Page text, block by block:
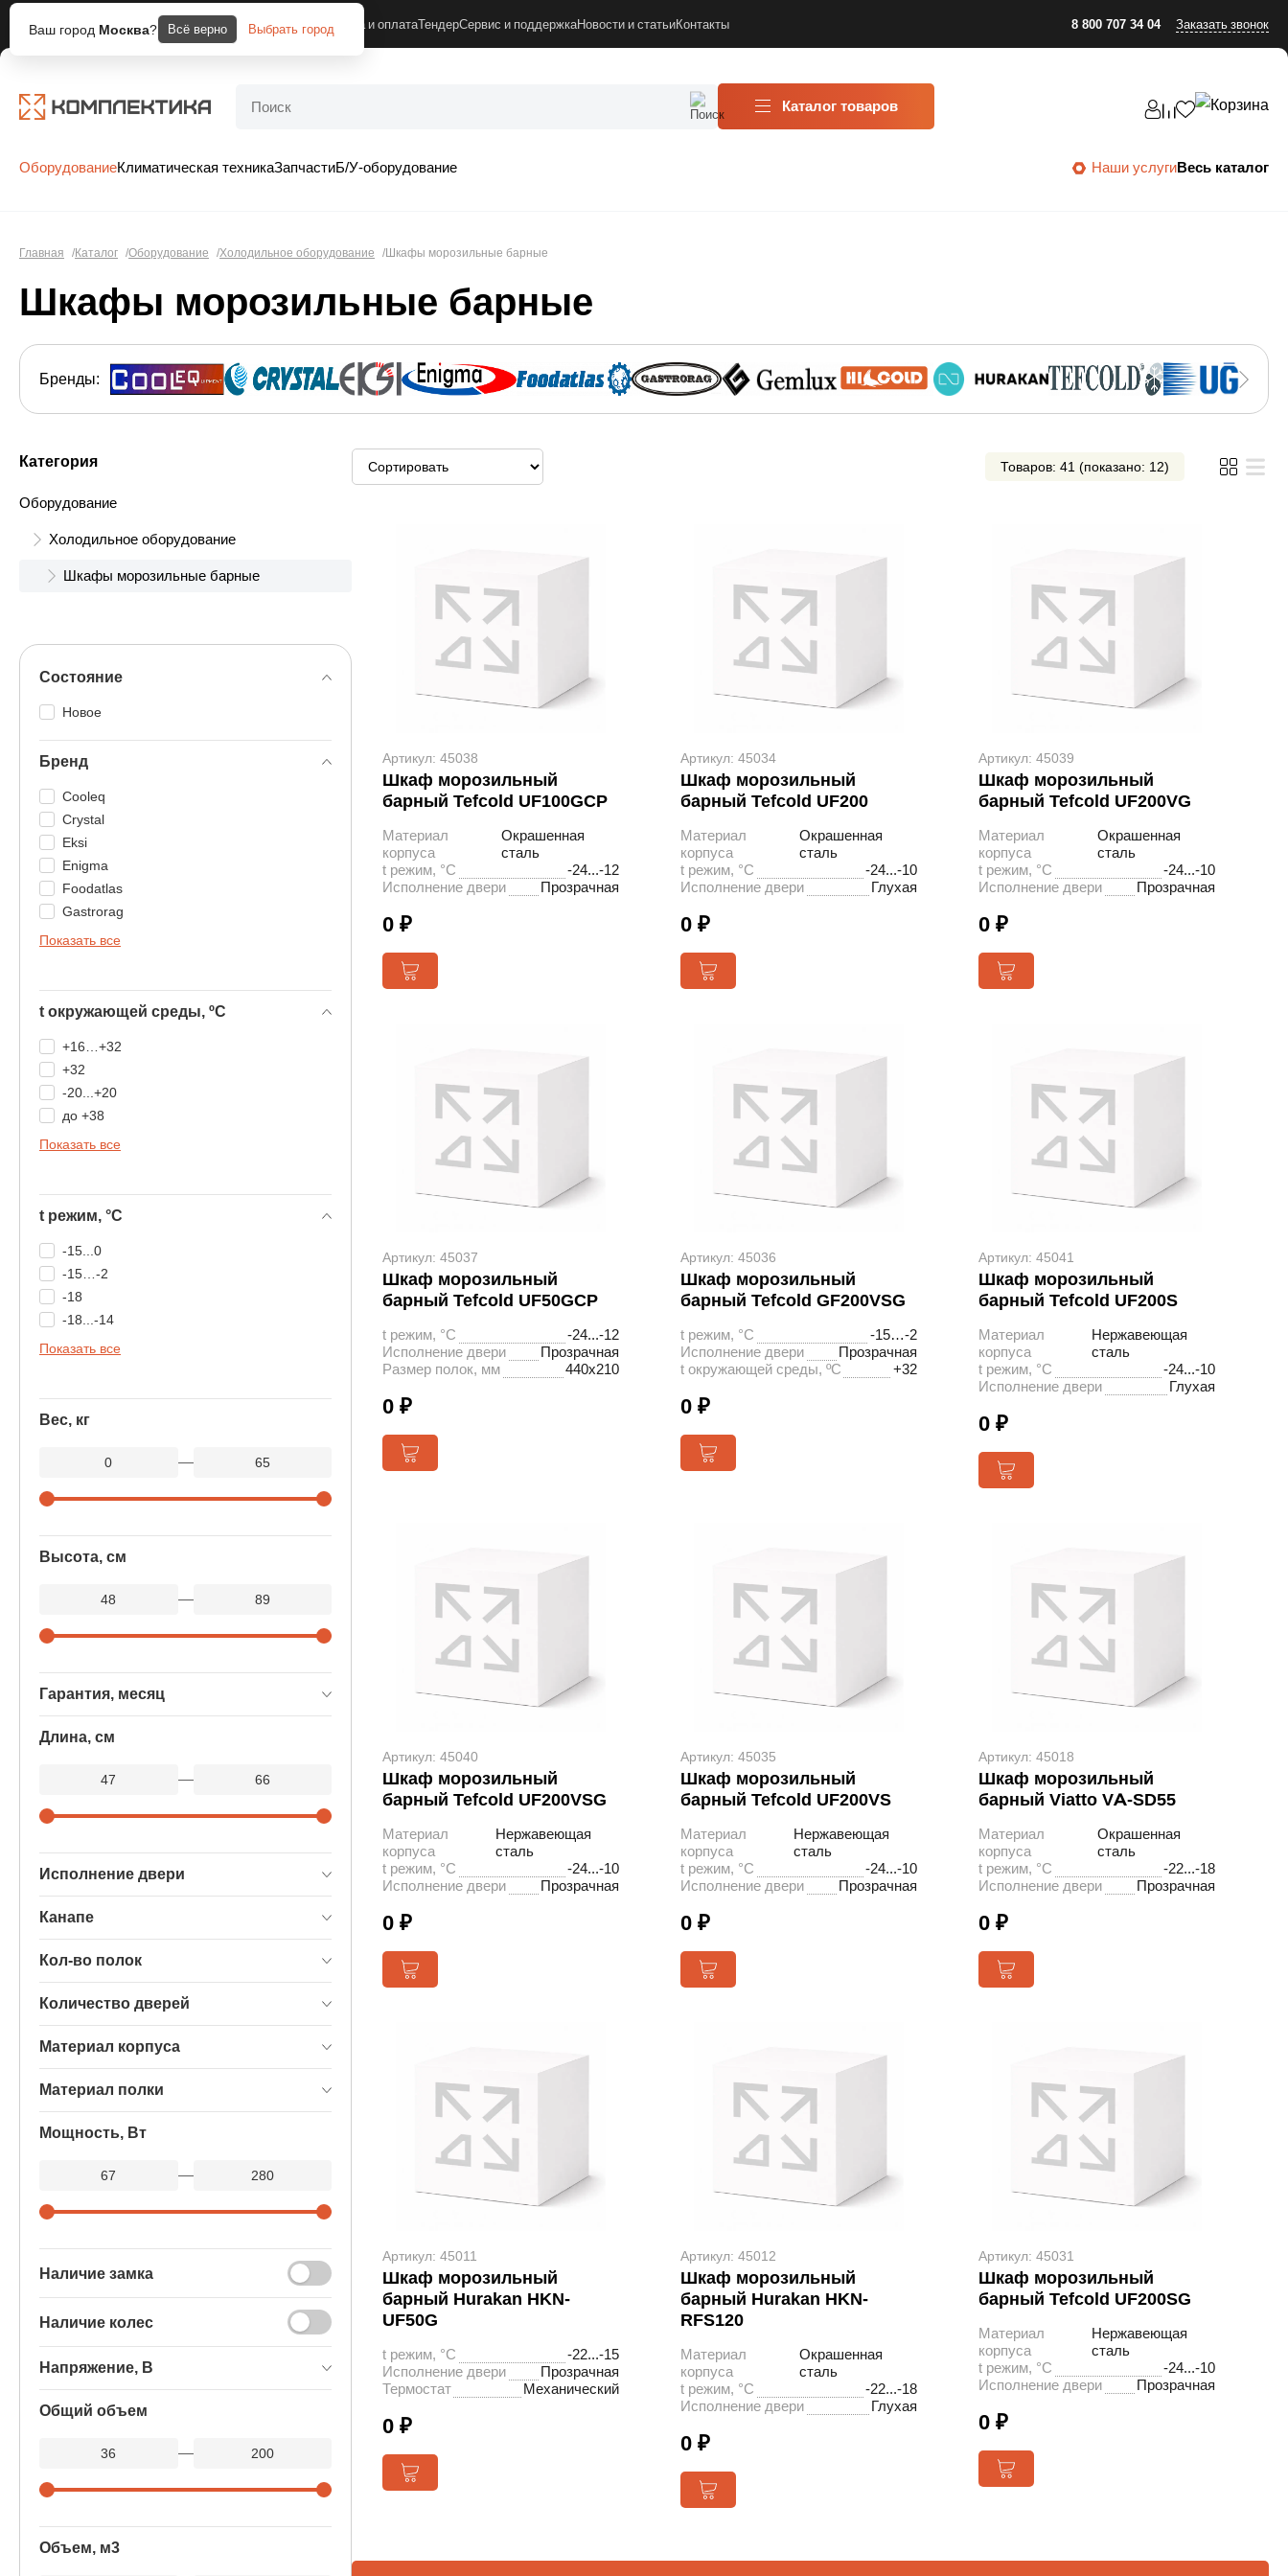
Ваш город Москва? Всё верно Выбрать город
КомпанияДоставка и оплатаТендерСервис и поддержкаНовости и статьиКонтакты 8 800 707 34 04 Заказать звонок
Каталог товаров
ОборудованиеКлиматическая техникаЗапчастиБ/У-оборудование Наши услугиВесь каталог
Главная Каталог Оборудование Холодильное оборудование Шкафы морозильные барные
Шкафы морозильные барные
Бренды:
Категория
Оборудование
Холодильное оборудование
Шкафы морозильные барные
Состояние
Новое
Бренд
Cooleq
Crystal
Eksi
Enigma
Foodatlas
Gastrorag
Показать все
t окружающей среды, ºС
+16…+32
+32
-20...+20
до +38
Показать все
t режим, °С
-15...0
-15…-2
-18
-18...-14
Показать все
Вес, кг
—
Высота, см
—
Гарантия, месяц
Длина, см
—
Исполнение двери
Канапе
Кол-во полок
Количество дверей
Материал корпуса
Материал полки
Мощность, Вт
—
Наличие замка
Наличие колес
Напряжение, В
Общий объем
—
Объем, м3
Товаров: 41 (показано: 12)
Артикул: 45038
Шкаф морозильный
барный Tefcold UF100GCP
Материал
корпуса
Окрашенная
сталь
t режим, °С
-24...-12
Исполнение двери
Прозрачная
0 ₽
Артикул: 45034
Шкаф морозильный
барный Tefcold UF200
Материал
корпуса
Окрашенная
сталь
t режим, °С
-24...-10
Исполнение двери
Глухая
0 ₽
Артикул: 45039
Шкаф морозильный
барный Tefcold UF200VG
Материал
корпуса
Окрашенная
сталь
t режим, °С
-24...-10
Исполнение двери
Прозрачная
0 ₽
Артикул: 45037
Шкаф морозильный
барный Tefcold UF50GCP
t режим, °С
-24...-12
Исполнение двери
Прозрачная
Размер полок, мм
440x210
0 ₽
Артикул: 45036
Шкаф морозильный
барный Tefcold GF200VSG
t режим, °С
-15…-2
Исполнение двери
Прозрачная
t окружающей среды, ºС
+32
0 ₽
Артикул: 45041
Шкаф морозильный
барный Tefcold UF200S
Материал
корпуса
Нержавеющая
сталь
t режим, °С
-24...-10
Исполнение двери
Глухая
0 ₽
Артикул: 45040
Шкаф морозильный
барный Tefcold UF200VSG
Материал
корпуса
Нержавеющая
сталь
t режим, °С
-24...-10
Исполнение двери
Прозрачная
0 ₽
Артикул: 45035
Шкаф морозильный
барный Tefcold UF200VS
Материал
корпуса
Нержавеющая
сталь
t режим, °С
-24...-10
Исполнение двери
Прозрачная
0 ₽
Артикул: 45018
Шкаф морозильный
барный Viatto VA-SD55
Материал
корпуса
Окрашенная
сталь
t режим, °С
-22...-18
Исполнение двери
Прозрачная
0 ₽
Артикул: 45011
Шкаф морозильный
барный Hurakan HKN-
UF50G
t режим, °С
-22...-15
Исполнение двери
Прозрачная
Термостат
Механический
0 ₽
Артикул: 45012
Шкаф морозильный
барный Hurakan HKN-
RFS120
Материал
корпуса
Окрашенная
сталь
t режим, °С
-22...-18
Исполнение двери
Глухая
0 ₽
Артикул: 45031
Шкаф морозильный
барный Tefcold UF200SG
Материал
корпуса
Нержавеющая
сталь
t режим, °С
-24...-10
Исполнение двери
Прозрачная
0 ₽